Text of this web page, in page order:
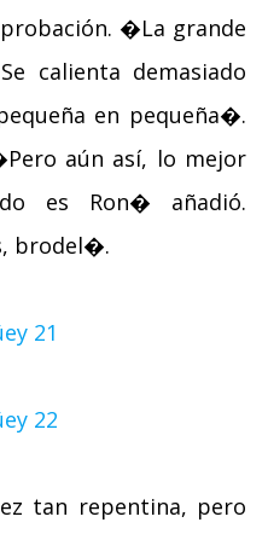
�La grande
calienta demasiado
en pequeña�.
aún así, lo mejor
es Ron� añadió.
brodel�.
tan repentina, pero